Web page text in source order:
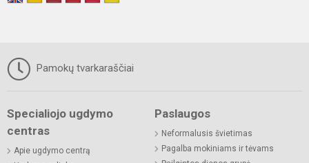
Pamokų tvarkaraščiai
Specialiojo ugdymo
centras
Apie ugdymo centrą
Paslaugos
Neformalusis švietimas
Pagalba mokiniams ir tėvams